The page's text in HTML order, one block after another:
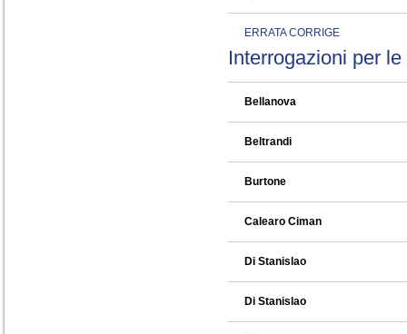
ERRATA CORRIGE
Interrogazioni per
Bellanova
Beltrandi
Burtone
Calearo Ciman
Di Stanislao
Di Stanislao